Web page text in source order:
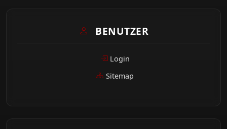
BENUTZER
Login
Sitemap